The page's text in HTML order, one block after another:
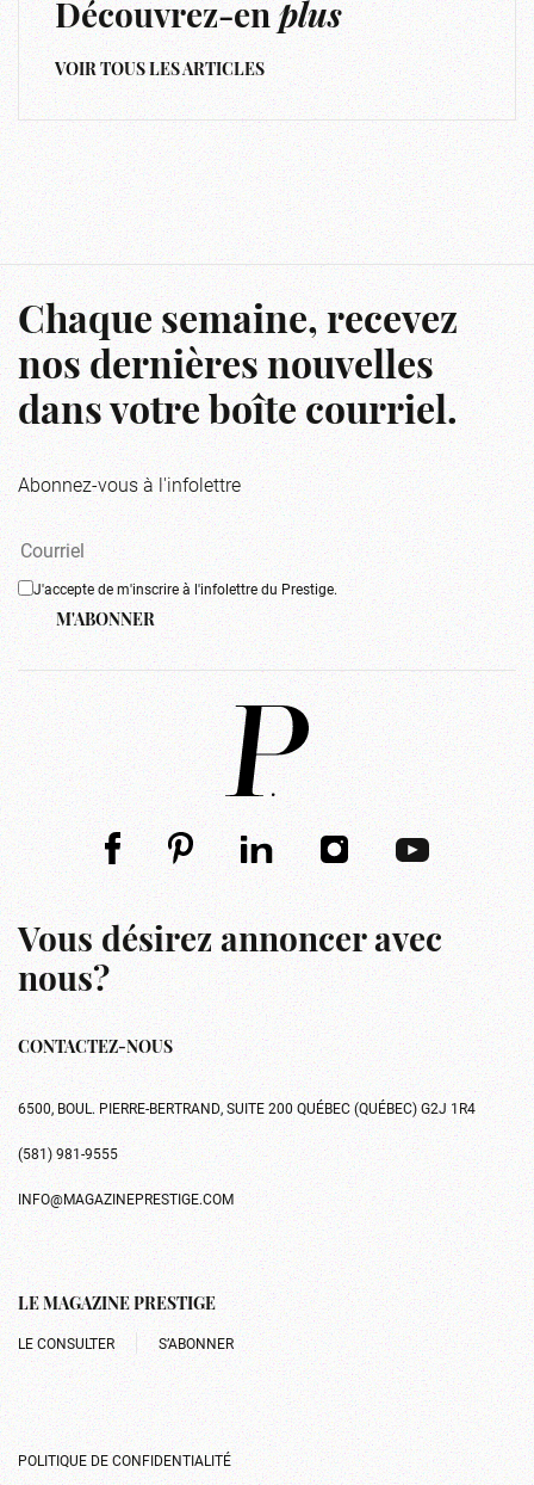
Découvrez-enplus
VOIR TOUS LES ARTICLES
Chaque semaine, recevez
nos dernières nouvelles
dans votre boîte courriel.
Abonnez-vous à l'infolettre
J'accepte de m'inscrire à l'infolettre du Prestige.
M'ABONNER
Vous désirez annoncer avec
nous?
CONTACTEZ-NOUS
6500, BOUL. PIERRE-BERTRAND, SUITE 200 QUÉBEC (QUÉBEC) G2J 1R4
(581) 981-9555
INFO@MAGAZINEPRESTIGE.COM
LE MAGAZINE PRESTIGE
LE CONSULTER S’ABONNER
POLITIQUE DE CONFIDENTIALITÉ